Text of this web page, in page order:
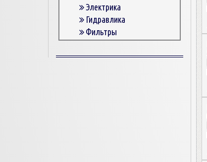
Электрика
Гидравлика
Фильтры
Корпусные детали
Пружины и болты